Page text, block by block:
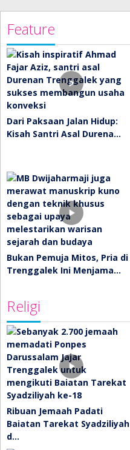
Feature
Dari Paksaan Jalan Hidup:
Kisah Santri Asal Durena…
Bukan Pemuja Mitos, Pria di
Trenggalek Ini Menjama…
Religi
Ribuan Jemaah Padati
Baiatan Tarekat Syadziliyah
d…